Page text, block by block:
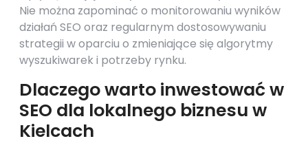
Nie można zapominać o monitorowaniu wyników
działań SEO oraz regularnym dostosowywaniu
strategii w oparciu o zmieniające się algorytmy
wyszukiwarek i potrzeby rynku.
Dlaczego warto inwestować w
SEO dla lokalnego biznesu w
Kielcach